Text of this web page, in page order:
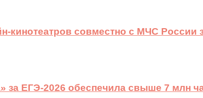
кинотеатров совместно с МЧС России
за ЕГЭ-2026 обеспечила свыше 7 млн